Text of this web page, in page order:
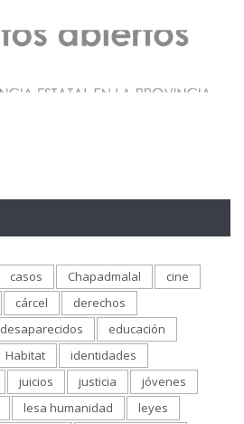
casos Chapadmalal
cine
cárcel
derechos
desaparecidos
educación
Habitat
identidades
juicios justicia
jóvenes
lesa humanidad
leyes